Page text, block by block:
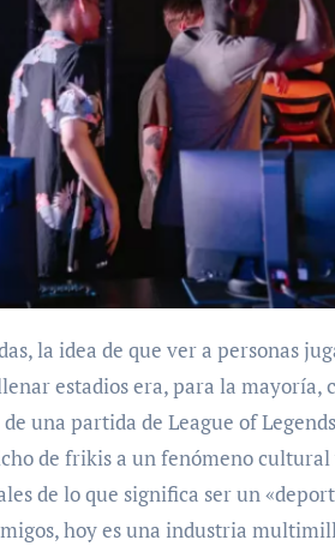
estadios era, para la mayoría,
una partida de League of
de frikis a un fenómeno
de lo que significa ser un
hoy es una industria